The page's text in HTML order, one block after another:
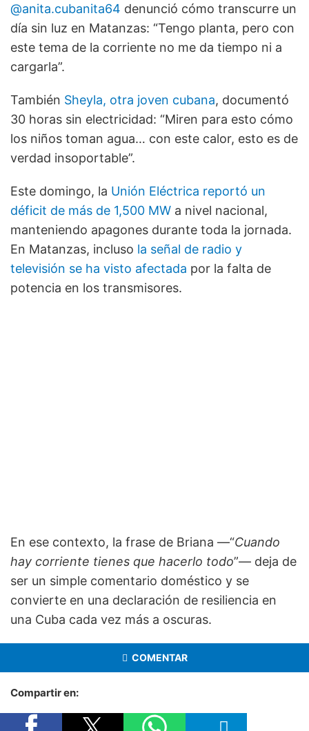
@anita.cubanita64 denunció cómo transcurre un
día sin luz en Matanzas: “Tengo planta, pero con
este tema de la corriente no me da tiempo ni a
cargarla”.
También Sheyla, otra joven cubana, documentó
30 horas sin electricidad: “Miren para esto cómo
los niños toman agua… con este calor, esto es de
verdad insoportable”.
Este domingo, la Unión Eléctrica reportó un
déficit de más de 1,500 MW a nivel nacional,
manteniendo apagones durante toda la jornada.
En Matanzas, incluso la señal de radio y
televisión se ha visto afectada por la falta de
potencia en los transmisores.
En ese contexto, la frase de Briana —“Cuando
hay corriente tienes que hacerlo todo”— deja de
ser un simple comentario doméstico y se
convierte en una declaración de resiliencia en
una Cuba cada vez más a oscuras.
COMENTAR
Compartir en: